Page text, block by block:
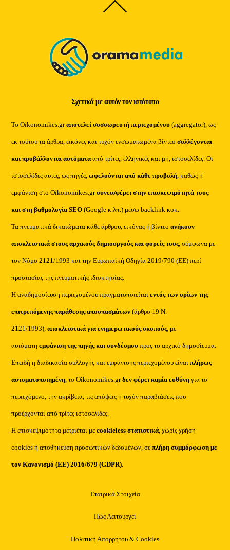
Back
To
Σχετικά με αυτόν τον ιστότοπο
Το Oikonomikes.grαποτελεί συσσωρευτή περιεχομένου (aggregator), ως
εκ τούτου τα άρθρα, εικόνες και τυχόν ενσωματωμένα βίντεοσυλλέγονται
και προβάλλονται αυτόματααπό τρίτες, ελληνικές και μη, ιστοσελίδες. Οι
ιστοσελίδες αυτές, ως πηγές,ωφελούνται από κάθε προβολή, καθώς η
εμφάνιση στο Oikonomikes.grσυνεισφέρει στην επισκεψιμότητά τους
και στη βαθμολογία SEO (Google κ.λπ.) μέσω backlink κοκ.
Τα πνευματικά δικαιώματα κάθε άρθρου, εικόνας ή βίντεοανήκουν
αποκλειστικά στους αρχικούς δημιουργούς και φορείς τους, σύμφωνα με
τον Νόμο 2121/1993 και την Ευρωπαϊκή Οδηγία 2019/790 (ΕΕ) περί
προστασίας της πνευματικής ιδιοκτησίας.
Η αναδημοσίευση περιεχομένου πραγματοποιείταιεντός των ορίων της
επιτρεπόμενης παράθεσης αποσπασμάτων (άρθρο 19 Ν.
2121/1993), αποκλειστικά για ενημερωτικούς σκοπούς, με
αυτόματηεμφάνιση της πηγής και συνδέσμου προς το αρχικό δημοσίευμα.
Επειδή η διαδικασία συλλογής και εμφάνισης περιεχομένου είναιπλήρως
αυτοματοποιημένη, το Oikonomikes.grδεν φέρει καμία ευθύνη για το
περιεχόμενο, την ακρίβεια, τις απόψεις ή τυχόν παραβιάσεις που
προέρχονται από τρίτες ιστοσελίδες.
Η επισκεψιμότητα μετριέται μεcookieless στατιστικά, χωρίς χρήση
cookies ή αποθήκευση προσωπικών δεδομένων, σεπλήρη συμμόρφωση με
τον Κανονισμό (ΕΕ) 2016/679 (GDPR).
Εταιρικά Στοιχεία
Πώς Λειτουργεί
Πολιτική Απορρήτου & Cookies